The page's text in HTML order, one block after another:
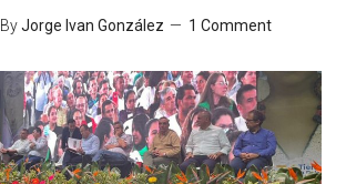
ByJorge Ivan González 1 Comment